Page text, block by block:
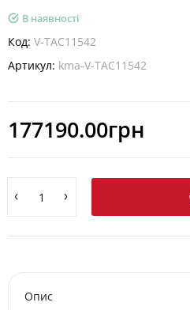
В наявності
Код: V-TAC11542
Артикул: kma-V-TAC11542
177190.00грн
Опис